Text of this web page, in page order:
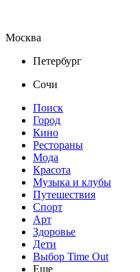
Москва
Петербург
Сочи
Поиск
Город
Кино
Рестораны
Мода
Красота
Музыка и клубы
Путешествия
Спорт
Арт
Здоровье
Дети
Выбор Time Out
Еще